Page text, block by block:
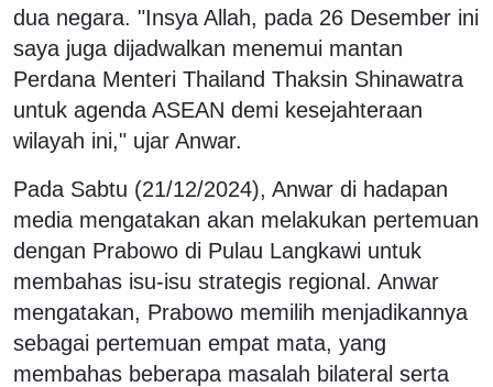
dua negara. "Insya Allah, pada 26 Desember ini
saya juga dijadwalkan menemui mantan
Perdana Menteri Thailand Thaksin Shinawatra
untuk agenda ASEAN demi kesejahteraan
wilayah ini," ujar Anwar.
Pada Sabtu (21/12/2024), Anwar di hadapan
media mengatakan akan melakukan pertemuan
dengan Prabowo di Pulau Langkawi untuk
membahas isu-isu strategis regional. Anwar
mengatakan, Prabowo memilih menjadikannya
sebagai pertemuan empat mata, yang
membahas beberapa masalah bilateral serta